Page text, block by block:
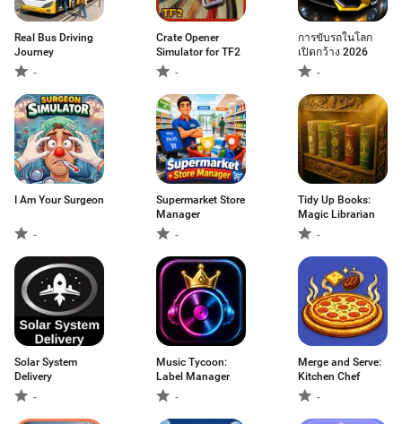
Real Bus Driving
Journey
-
Crate Opener
Simulator for TF2
-
การขับรถในโลก
เปิดกว้าง 2026
-
I Am Your Surgeon
-
Supermarket Store
Manager
-
Tidy Up Books:
Magic Librarian
-
Solar System
Delivery
-
Music Tycoon:
Label Manager
-
Merge and Serve:
Kitchen Chef
-